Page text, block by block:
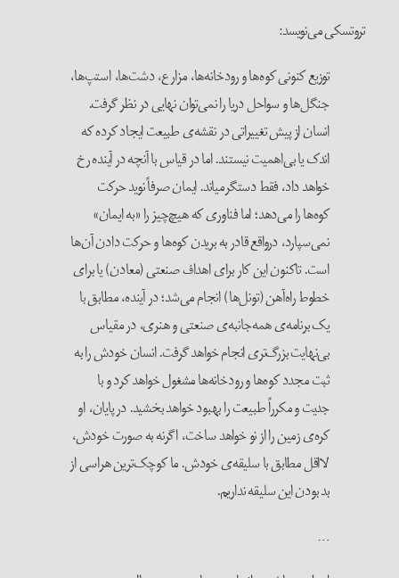
می‌نویسد:
توزیع کنونی کوه‌ها و رودخانه‌ها، مزارع، دشت‌ها، استپ‌ها،
جنگل‌ها و سواحل دریا را نمی‌توان نهایی در نظر گرفت.
انسان از پیش تغییراتی در نقشه‌ی طبیعت ایجاد کرده که
اندک یا بی‌اهمیت نیستند. اما در قیاس با آنچه در آینده رخ
خواهد داد، فقط دستگرمی‎اند. ایمان صرفاً نوید حرکت
کوه‌ها را می‌دهد؛ اما فناوری که هیچ‌چیز را «به ایمان»
نمی‌سپارد، درواقع قادر به بریدن کوه‌ها و حرکت دادن آن‌ها
است. تاکنون این کار برای اهداف صنعتی (معادن) یا برای
خطوط راه‌آهن (تونل‌ها) انجام می‌شد؛ در آینده، مطابق با
یک برنامه‌ی همه‌جانبه‌ی صنعتی و هنری، در مقیاس
بی‌نهایت بزرگ‌تری انجام خواهد گرفت. انسان خودش را به
ثبت مجدد کوه‌ها و رودخانه‌ها مشغول خواهد کرد و با
جدیت و مکرراً طبیعت را بهبود خواهد بخشید. در پایان، او
کره‌ی زمین را از نو خواهد ساخت، اگرنه به صورت خودش،
لااقل مطابق با سلیقه‌ی خودش. ما کوچک‌ترین هراسی از
بد بودن این سلیقه نداریم.